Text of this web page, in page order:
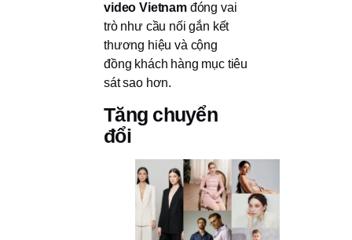
video Vietnamđóng vai
trò như cầu nối gắn kết
thương hiệu và cộng
đồng khách hàng mục tiêu
sát sao hơn.
Tăng chuyển
đổi